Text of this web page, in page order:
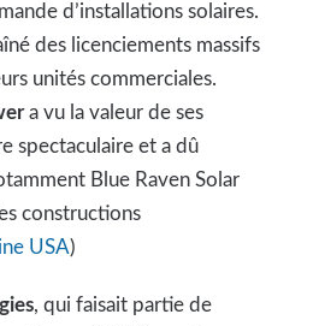
d’installations solaires.
des licenciements massifs
unités commerciales.
a vu la valeur de ses
spectaculaire et a dû
Blue Raven Solar
constructions
USA)
, qui faisait partie de